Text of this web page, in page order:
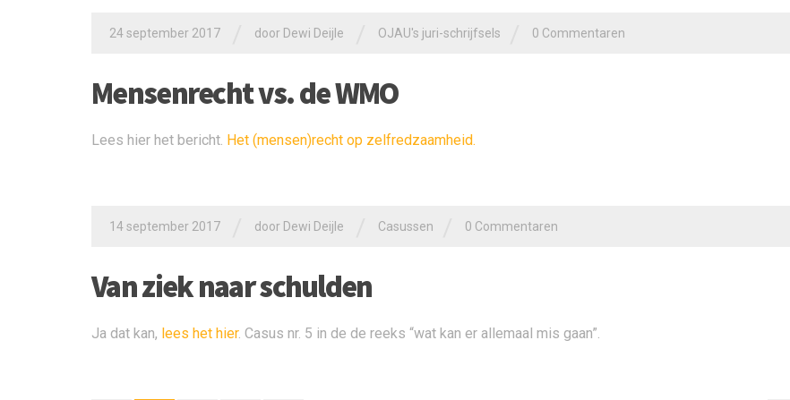
24 september 2017 door Dewi Deijle OJAU's juri-schrijfsels 0 Commentaren
Mensenrecht vs. de WMO
Lees hier het bericht. Het (mensen)recht op zelfredzaamheid.
14 september 2017 door Dewi Deijle Casussen 0 Commentaren
Van ziek naar schulden
Ja dat kan, lees het hier. Casus nr. 5 in de de reeks “wat kan er allemaal mis gaan”.